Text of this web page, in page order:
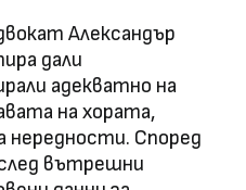
Александър
дали
адекватно на
на хората,
нередности. Според
след вътрешни